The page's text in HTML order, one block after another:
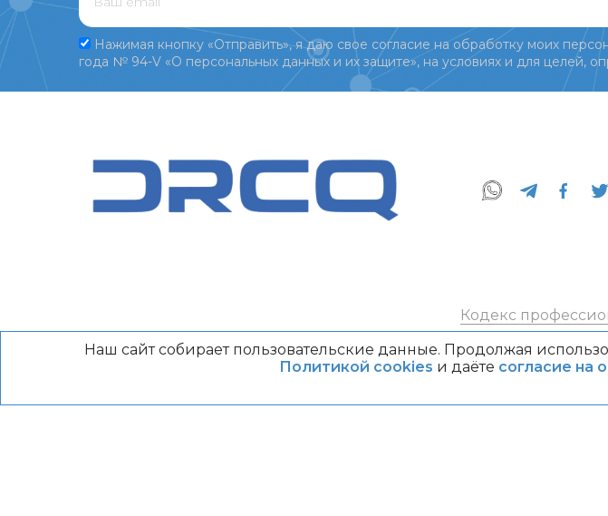
Нажимая кнопку «Отправить», я даю свое согласие на обработку моих
года № 94-V «О персональных данных и их защите», на условиях и для целей,
Кодекс
Наш сайт собирает пользовательские данные. Продолжая
Политикой cookies и даёте согласие на